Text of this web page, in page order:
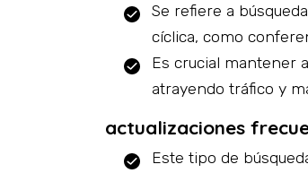
Se refiere a
cíclica, como
Es crucial mantener
atrayendo tráfico y
actualizaciones
Este tipo de